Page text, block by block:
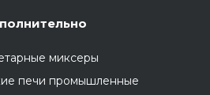
миксеры
печи промышленные